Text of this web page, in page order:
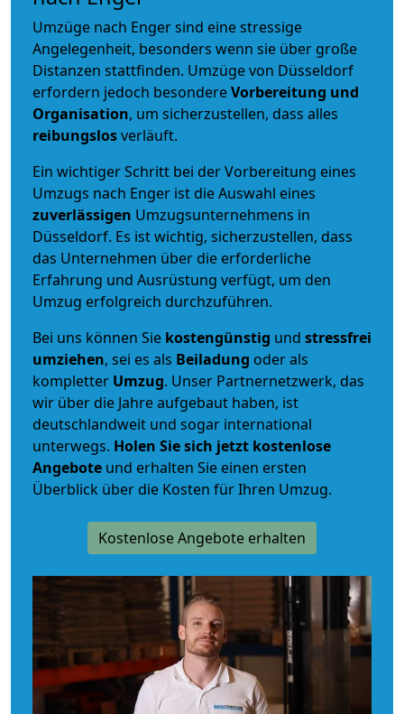
Umzüge nach Enger sind eine stressige
Angelegenheit, besonders wenn sie über große
Distanzen stattfinden. Umzüge von Düsseldorf
erfordern jedoch besondereVorbereitung und
Organisation, um sicherzustellen, dass alles
reibungslosverläuft.
Ein wichtiger Schritt bei der Vorbereitung eines
Umzugs nach Enger ist die Auswahl eines
zuverlässigen Umzugsunternehmens in
Düsseldorf. Es ist wichtig, sicherzustellen, dass
das Unternehmen über die erforderliche
Erfahrung und Ausrüstung verfügt, um den
Umzug erfolgreich durchzuführen.
Bei uns können Sie kostengünstig und stressfrei
umziehen, sei es als Beiladung oder als
kompletter Umzug. Unser Partnernetzwerk, das
wir über die Jahre aufgebaut haben, ist
deutschlandweit und sogar international
unterwegs. Holen Sie sich jetzt kostenlose
Angebote und erhalten Sie einen ersten
Überblick über die Kosten für Ihren Umzug.
Kostenlose Angebote erhalten